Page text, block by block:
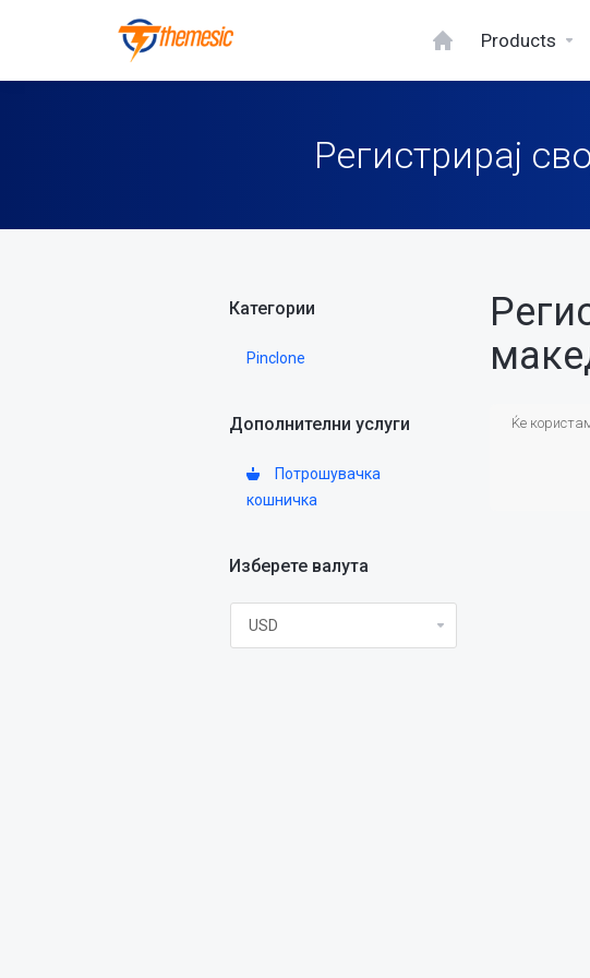
Products
Регистрирај
Категории
Pinclone
Дополнителни услуги
Потрошувачка
кошничка
Изберете валута
Ќе